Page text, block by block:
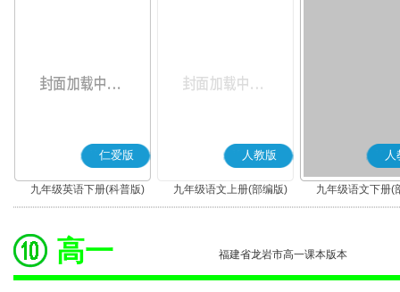
仁爱版
九年级英语下册(科普版)
人教版
九年级语文上册(部编版)
人
九年级语文下册(
高一 福建省龙岩市高一课本版本